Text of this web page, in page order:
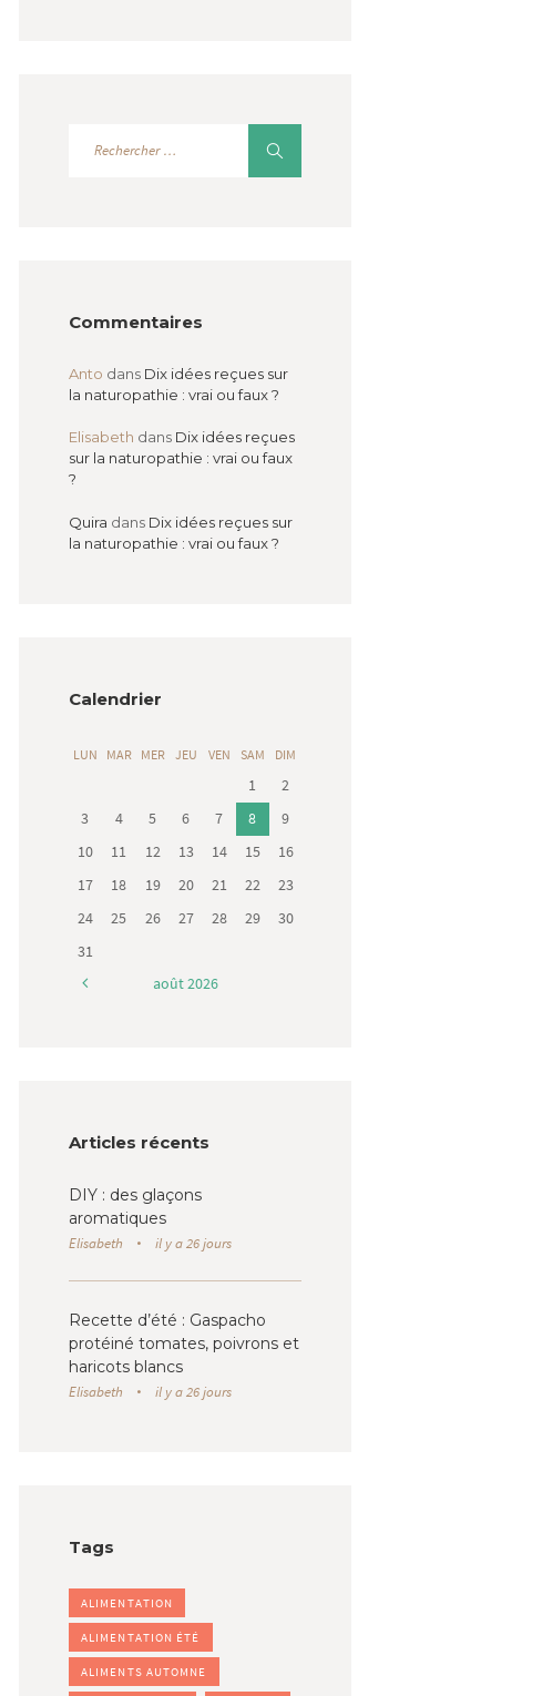
Commentaires
Anto dans Dix idées reçues sur
la naturopathie : vrai ou faux ?
Elisabeth dans Dix idées reçues
sur la naturopathie : vrai ou faux
?
Quira dans Dix idées reçues sur
la naturopathie : vrai ou faux ?
Calendrier
LUN MAR MER JEU VEN SAM DIM
1
2
3
4 5 6 7 8
9
10
11 12 13 14 15
16
17
18 19 20 21 22
23
24
25 26 27 28 29
30
31
août2026
Articles récents
DIY : des glaçons
aromatiques
Elisabeth il y a 26 jours
Recette d’été : Gaspacho
protéiné tomates, poivrons et
haricots blancs
Elisabeth il y a 26 jours
Tags
ALIMENTATION
ALIMENTATION ÉTÉ
ALIMENTS AUTOMNE